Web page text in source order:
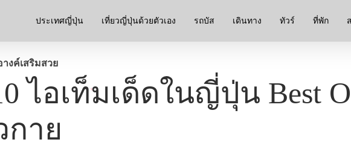
ประเทศญี่ปุ่น เที่ยวญี่ปุ่นด้วยตัวเอง รถบัส เดินทาง ทัวร์ ที่พัก
างค์เสริมสวย
ไอเท็มเด็ดในญี่ปุ่น Best
าย